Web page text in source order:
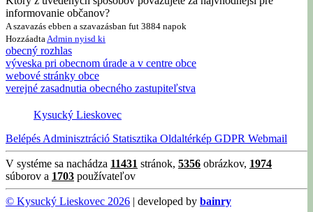
informovanie občanov?
A szavazás ebben a szavazásban fut 3884 napok
Hozzáadta Admin nyisd ki
obecný rozhlas
výveska pri obecnom úrade a v centre obce
webové stránky obce
verejné zasadnutia obecného zastupiteľstva
Kysucký Lieskovec
Belépés Adminisztráció Statisztika Oldaltérkép GDPR Webmail
V systéme sa nachádza 11431 stránok, 5356 obrázkov, 1974
súborov a 1703 používateľov
© Kysucký Lieskovec 2026 | developed by bainry